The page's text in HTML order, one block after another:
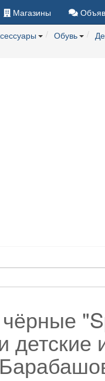
Магазины
Обувь